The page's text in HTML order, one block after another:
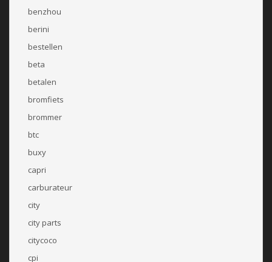
benzhou
berini
bestellen
beta
betalen
bromfiets
brommer
btc
buxy
capri
carburateur
city
city parts
citycoco
cpi